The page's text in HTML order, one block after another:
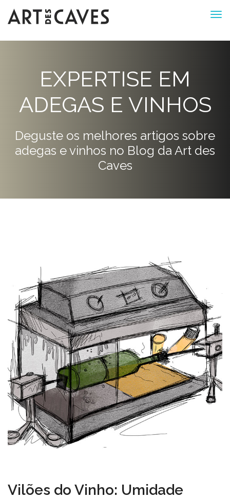
EXPERTISE EM
ADEGAS E VINHOS
Deguste os melhores artigos sobre
adegas e vinhos no Blog da Art des
Caves
Vilões do Vinho: Umidade